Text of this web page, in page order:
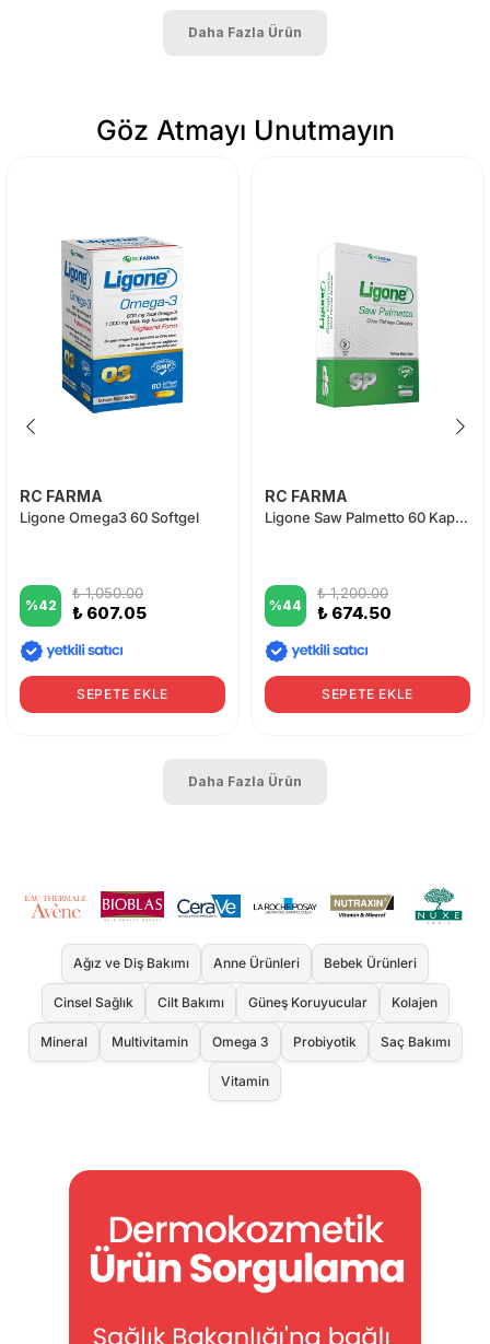
Daha Fazla Ürün
Göz Atmayı Unutmayın
RC FARMA
Ligone Omega3 60 Softgel
%42
₺ 1,050.00
₺ 607.05
SEPETE EKLE
RC FARMA
Ligone Saw Palmetto 60 Kapsül
%44
₺ 1,200.00
₺ 674.50
SEPETE EKLE
Daha Fazla Ürün
Ağız ve Diş Bakımı Anne Ürünleri Bebek Ürünleri
Cinsel Sağlık Cilt Bakımı Güneş Koruyucular Kolajen
Mineral Multivitamin Omega 3 Probiyotik Saç Bakımı
Vitamin